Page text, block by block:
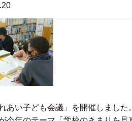
あい子ども会議」を開催しまし